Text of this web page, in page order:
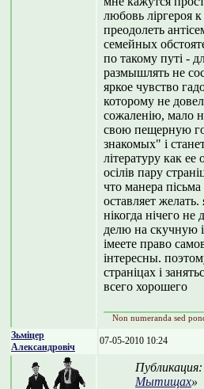
любовь ліргероя
преодолеть
семейных
по такому путі -
размышлять не
яркое чувство
которому не
сожаленію, мало
свою пещерную
знакомых" і
літературу как ее
осілів пару
что манера пісьма
оставляет
нікогда нічего
делю на скучную
імеете право
інтересны.
страніцах і
всего хорошего
Non numeranda sed
Зьміцер
Александровіч
07-05-2010 10:24
Мытищах»